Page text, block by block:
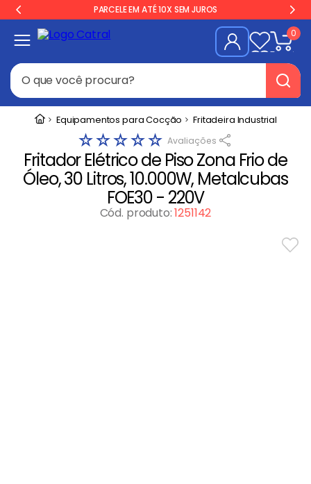
PARCELE EM ATÉ 10X SEM JUROS
0
O que você procura?
Equipamentos para Cocção Fritadeira Industrial
☆☆☆☆☆
Fritador Elétrico de Piso Zona Frio de
Óleo, 30 Litros, 10.000W, Metalcubas
FOE30 - 220V
Cód. produto:1251142
Termos mais buscados
Geladeira
2º Freezer
3 º Balança